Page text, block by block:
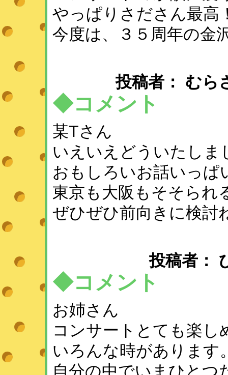
やっぱりさださん最高
今度は、３５周年の金
投稿者： むら
◆コメント
某Tさん
いえいえどういたしま
おもしろいお話いっぱ
東京も大阪もそそら
ぜひぜひ前向きに検討
投稿者：
◆コメント
お姉さん
コンサートとても楽し
いろんな時があります
自分の中でいまひとつ